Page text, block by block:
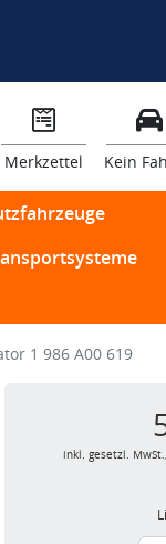
Merkzettel Kein
1 986 A00 619
inkl. gesetzl.